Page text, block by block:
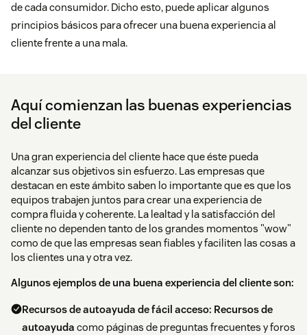
de cada consumidor. Dicho esto, puede aplicar algunos
principios básicos para ofrecer una buena experiencia al
cliente frente a una mala.
Aquí comienzan las buenas experiencias
del cliente
Una gran experiencia del cliente hace que éste pueda
alcanzar sus objetivos sin esfuerzo. Las empresas que
destacan en este ámbito saben lo importante que es que los
equipos trabajen juntos para crear una experiencia de
compra fluida y coherente. La lealtad y la satisfacción del
cliente no dependen tanto de los grandes momentos "wow"
como de que las empresas sean fiables y faciliten las cosas a
los clientes una y otra vez.
Algunos ejemplos de una buena experiencia del cliente son:
Recursos de autoayuda de fácil acceso: Recursos de
autoayuda como páginas de preguntas frecuentes y foros